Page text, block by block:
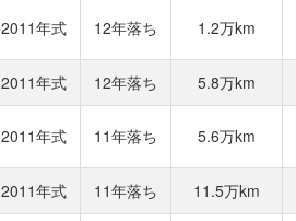
2011年式 12年落ち 1.2万km
2011年式 12年落ち 5.8万km
2011年式 11年落ち 5.6万km
2011年式 11年落ち 11.5万km